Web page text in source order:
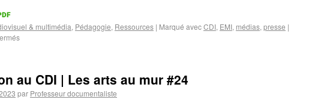
& multimédia, Pédagogie, Ressources | Marqué avecCDI, EMI, médias, presse |
au CDI | Les arts au mur #24
par Professeur documentaliste